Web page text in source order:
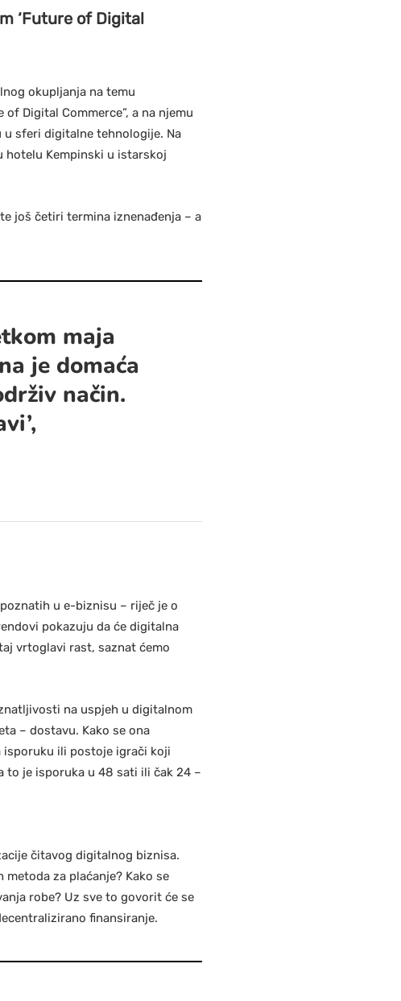
‘Future of Digital
okupljanja na temu
Digital Commerce”, a na njemu
sferi digitalne tehnologije. Na
hotelu Kempinski u istarskoj
još četiri termina iznenađenja – a
maja
je domaća
način.
u e-biznisu – riječ je o
pokazuju da će digitalna
vrtoglavi rast, saznat ćemo
na uspjeh u digitalnom
– dostavu. Kako se ona
isporuku ili postoje igrači koji
to je isporuka u 48 sati ili čak 24 –
čitavog digitalnog biznisa.
za plaćanje? Kako se
robe? Uz sve to govorit će se
finansiranje.